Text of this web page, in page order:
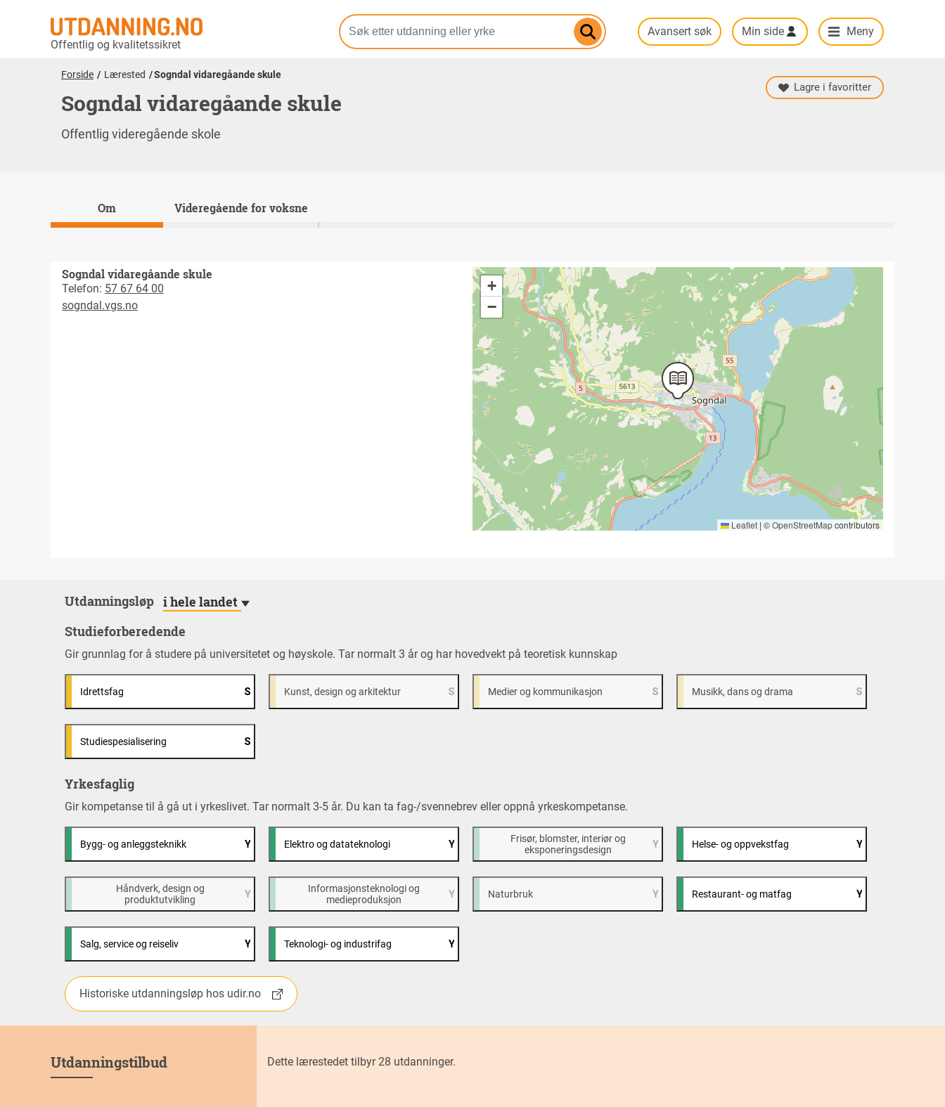
til
Offentlig og kvalitetssikret
Avansert søk Min side Meny
Forside Lærested Sogndal vidaregåande skule
Sogndal vidaregåande skule
Offentlig videregående skole
Lagre i favoritter
Om Videregående for voksne
Sogndal vidaregåande skule
Telefon: 57 67 64 00
sogndal.vgs.no
+
−
Leaflet | ©OpenStreetMapcontributors
Utdanningsløp i hele landet
Studieforberedende
Gir grunnlag for å studere på universitetet og høyskole. Tar normalt 3 år og har hovedvekt på teoretisk kunnskap
Idrettsfag Kunst, design og arkitektur Medier og kommunikasjon Musikk, dans og drama
Studiespesialisering
Yrkesfaglig
Gir kompetanse til å gå ut i yrkeslivet. Tar normalt 3-5 år. Du kan ta fag-/svennebrev eller oppnå yrkeskompetanse.
Bygg- og anleggsteknikk Elektro og datateknologi
Frisør, blomster, interiør og
eksponeringsdesign
Helse- og oppvekstfag
Håndverk, design og
produktutvikling
Informasjonsteknologi og
medieproduksjon
Naturbruk Restaurant- og matfag
Salg, service og reiseliv Teknologi- og industrifag
Historiske utdanningsløp hos udir.no
Utdanningstilbud Dette lærestedet tilbyr 28 utdanninger.